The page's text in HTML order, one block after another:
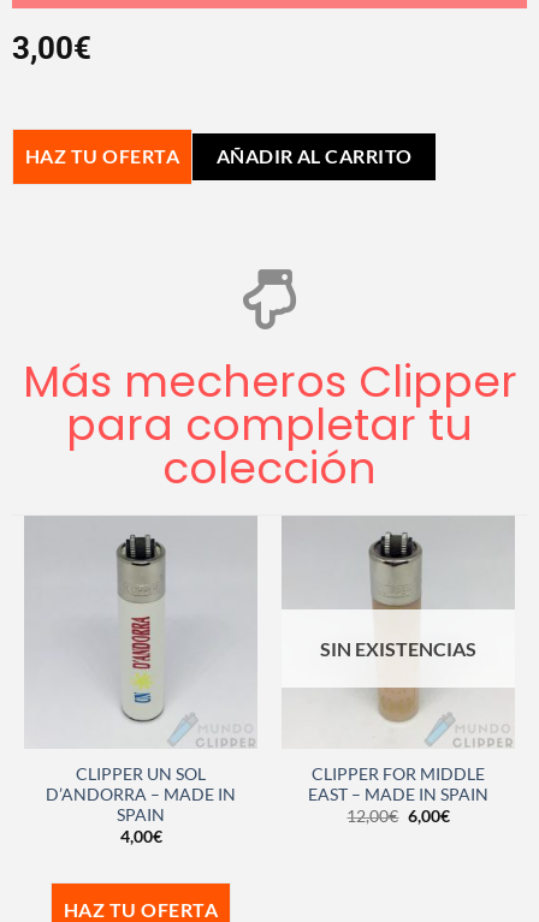
3,00€
HAZ TU OFERTA AÑADIR AL CARRITO
Más mecheros Clipper
para completar tu
colección
CLIPPER UN SOL
D’ANDORRA – MADE IN
SPAIN
4,00€
HAZ TU OFERTA
SIN EXISTENCIAS
CLIPPER FOR MIDDLE
EAST – MADE IN SPAIN
12,00€ 6,00€